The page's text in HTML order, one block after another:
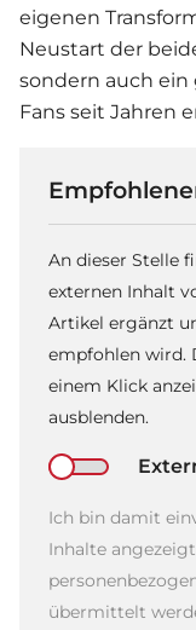
eigenen
Neustart der
sondern auch ein
Fans seit Jahren
An dieser Stelle
externen Inhalt
Artikel ergänzt
empfohlen wird.
einem Klick
ausblenden.
Ich bin damit
Inhalte
übermittelt